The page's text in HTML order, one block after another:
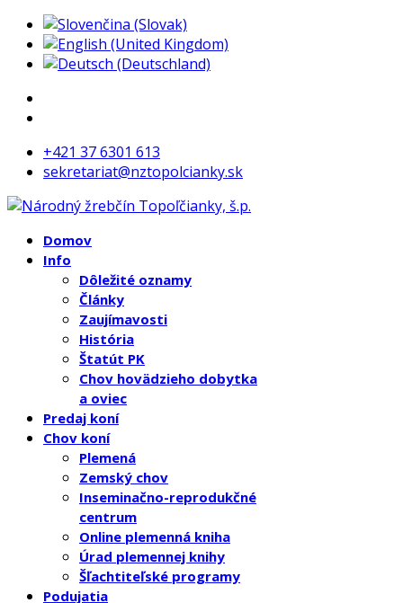
+421 37 6301 613
sekretariat@nztopolcianky.sk
Domov
Info
Dôležité oznamy
Články
Zaujímavosti
História
Štatút PK
Chov hovädzieho dobytka
a oviec
Predaj koní
Chov koní
Plemená
Zemský chov
Inseminačno-reprodukčné
centrum
Online plemenná kniha
Úrad plemennej knihy
Šľachtiteľské programy
Podujatia